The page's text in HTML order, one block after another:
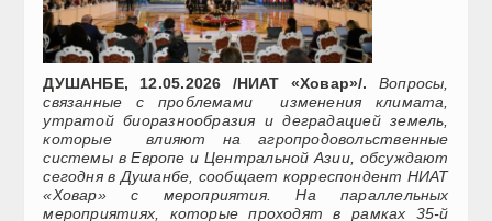
ДУШАНБЕ, 12.05.2026 /НИАТ «Ховар»/.
Вопросы,
связанные с проблемами изменения климата,
утратой биоразнообразия и деградацией земель,
которые влияют на агропродовольственные
системы в Европе и Центральной Азии, обсуждают
сегодня в Душанбе, сообщает корреспондент НИАТ
«Ховар» с мероприятия. На параллельных
мероприятиях, которые проходят в рамках 35-й